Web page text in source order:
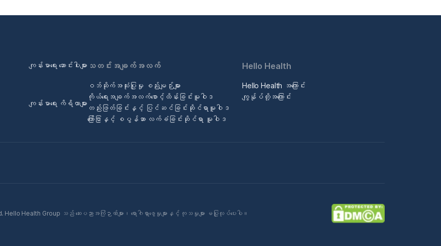
ကျန်းမာရေး ဆောင်းပါးများ
ကျန်းမာရေး ကိရိယာများ
သတင်းအချက်အလက်
ဝဘ်ဆိုက်အသုံးပြုမှု စည်းမျဉ်းများ
ကိုယ်ရေးအချက်အလက်စောင့်ထိန်းခြင်းမူဝါဒ
တည်းဖြတ်ခြင်းနှင့် ပြင်ဆင်ခြင်းဆိုင်ရာမူဝါဒ
ကြော်ငြာနှင့် စပွန်ဆာ လက်ခံခြင်းဆိုင်ရာ မူဝါဒ
Hello Health
Hello Health အကြောင်း
ကျွန်ုပ်တို့အကြောင်း
Health Group သည် ဆေးပညာအကြံဉာဏ်များ၊ ရောဂါရှာဖွေမှုများနှင့် ကုသမှုများ မပြုလုပ်ပေးပါ။